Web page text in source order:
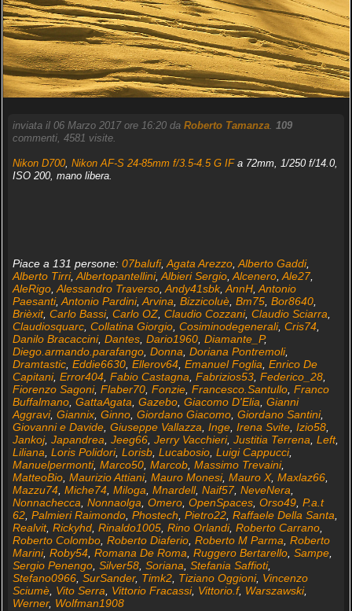
inviata il 06 Marzo 2017 ore 16:20 da Roberto Tamanza. 109
commenti, 4581 visite.
Nikon D700, Nikon AF-S 24-85mm f/3.5-4.5 G IFa 72mm, 1/250 f/14.0,
ISO 200, mano libera.
Piace a 131 persone: 07balufi, Agata Arezzo, Alberto Gaddi,
Alberto Tirri, Albertopantellini, Albieri Sergio, Alcenero, Ale27,
AleRigo, Alessandro Traverso, Andy41sbk, AnnH, Antonio
Paesanti, Antonio Pardini, Arvina Bizzicoluè, Bm75, Bor8640,
Brièxit, Carlo Bassi, Carlo OZ, Claudio Cozzani, Claudio Sciarra
Claudiosquarc, Collatina Giorgio, Cosiminodegenerali, Cris74,
Danilo Bracaccini, Dantes, Dario1960, Diamante_P,
Diego.armando.parafango, Donna Doriana Pontremoli,
Dramtastic, Eddie6630, Ellerov64, Emanuel Foglia Enrico De
Capitani, Error404, Fabio Castagna Fabrizios53, Federico_28,
Fiorenzo Sagoni, Flaber70, Fonzie, Francesco.Santullo, Franco
Buffalmano, GattaAgata Gazebo, Giacomo D'Elia Gianni
Aggravi, Giannix, Ginno, Giordano Giacomo, Giordano Santini,
Giovanni e Davide, Giuseppe Vallazza Inge, Irena Svite, Izio58,
Jankoj, Japandrea Jeeg66, Jerry Vacchieri, Justitia Terrena Left,
Liliana Loris Polidori, Lorisb, Lucabosio, Luigi Cappucci,
Manuelpermonti, Marco50, Marcob, Massimo Trevaini,
MatteoBio, Maurizio Attiani, Mauro Monesi, Mauro X, Maxlaz66,
Mazzu74, Miche74, Miloga Mnardell, Naif57, NeveNera
Nonnachecca Nonnaolga Omero, OpenSpaces, Orso49, P.a.t
62, Palmieri Raimondo, Phostech Pietro22, Raffaele Della Santa
Realvit, Rickyhd, Rinaldo1005, Rino Orlandi, Roberto Carrano,
Roberto Colombo, Roberto Diaferio, Roberto M Parma Roberto
Marini, Roby54, Romana De Roma Ruggero Bertarello, Sampe,
Sergio Penengo, Silver58, Soriana Stefania Saffioti,
Stefano0966, SurSander, Timk2, Tiziano Oggioni, Vincenzo
Sciumè, Vito Serra Vittorio Fracassi, Vittorio.f, Warszawski,
Werner, Wolfman1908